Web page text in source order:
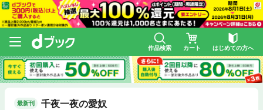
作品検索 カート はじめての方へ
最新刊 千夜一夜の愛奴